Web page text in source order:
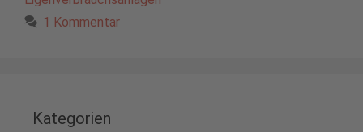
1 Kommentar
Kategorien